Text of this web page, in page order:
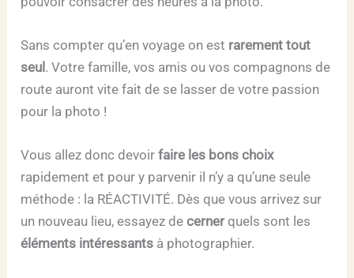
Sans compter qu’en voyage on est rarement tout
seul . Votre famille, vos amis ou vos compagnons de
route auront vite fait de se lasser de votre passion
pour la photo !
Vous allez donc devoirfaire les bons choix
rapidement et pour y parvenir il n’y a qu’une seule
méthode : la RÉACTIVITÉ. Dès que vous arrivez sur
un nouveau lieu, essayez decernerquels sont les
éléments intéressants à photographier.